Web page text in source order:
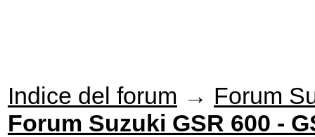
Indice del forum → Forum
Forum Suzuki GSR 600 -